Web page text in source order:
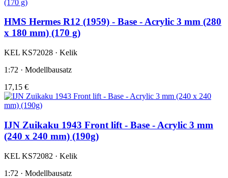
HMS Hermes R12 (1959) - Base - Acrylic 3 mm (280
x 180 mm) (170 g)
KEL KS72028 · Kelik
1:72 · Modellbausatz
17,15 €
IJN Zuikaku 1943 Front lift - Base - Acrylic 3 mm
(240 x 240 mm) (190g)
KEL KS72082 · Kelik
1:72 · Modellbausatz